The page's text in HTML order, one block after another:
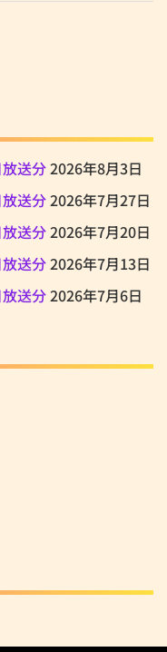
送分2026年8月3日
送分2026年7月27日
送分2026年7月20日
送分2026年7月13日
送分2026年7月6日